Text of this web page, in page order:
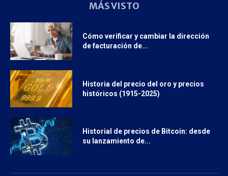
MÁS VISTO
Cómo verificar y cambiar la dirección
de facturación de...
Historia del precio del oro y precios
históricos (1915-2025)
Historial de precios de Bitcoin: desde
su lanzamiento de...